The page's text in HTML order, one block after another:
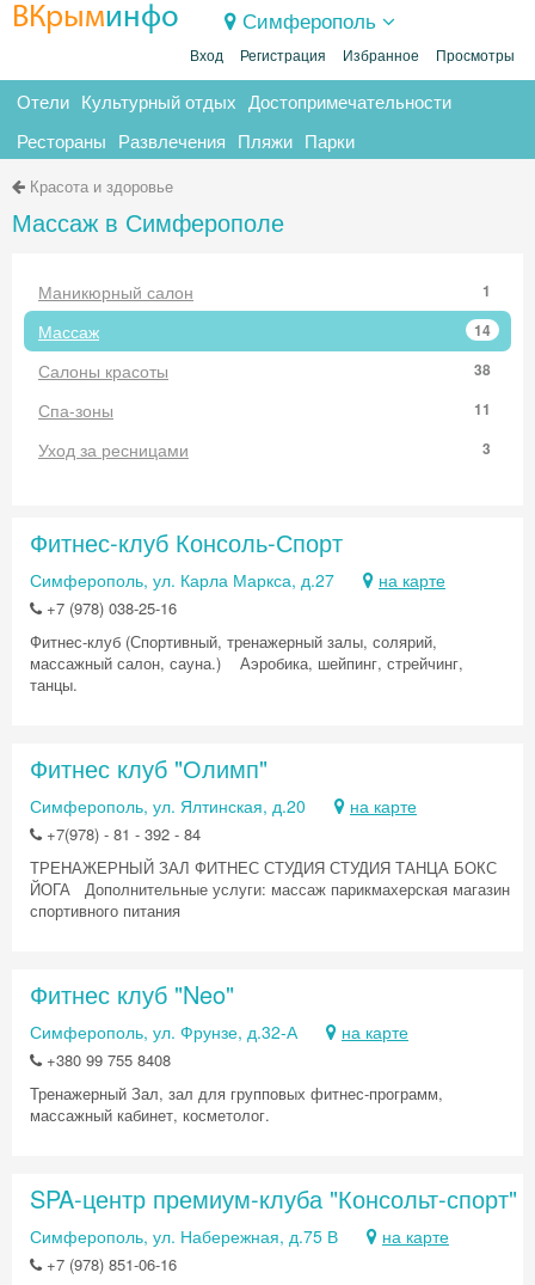
ВКрыминфо Симферополь
Вход Регистрация Избранное Просмотры
Отели Культурный отдых Достопримечательности
Рестораны Развлечения Пляжи Парки
Красота и здоровье
Массаж в Симферополе
Маникюрный салон 1
Массаж 14
Салоны красоты 38
Спа-зоны 11
Уход за ресницами 3
Фитнес-клуб Консоль-Спорт
Симферополь, ул. Карла Маркса, д.27 на карте
+7 (978) 038-25-16
Фитнес-клуб (Спортивный, тренажерный залы, солярий,
массажный салон, сауна.) Аэробика, шейпинг, стрейчинг,
танцы.
Фитнес клуб "Олимп"
Симферополь, ул. Ялтинская, д.20 на карте
+7(978) - 81 - 392 - 84
ТРЕНАЖЕРНЫЙ ЗАЛ ФИТНЕС СТУДИЯ СТУДИЯ ТАНЦА БОКС
ЙОГА Дополнительные услуги: массаж парикмахерская магазин
спортивного питания
Фитнес клуб "Neo"
Симферополь, ул. Фрунзе, д.32-А на карте
+380 99 755 8408
Тренажерный Зал, зал для групповых фитнес-программ,
массажный кабинет, косметолог.
SPA-центр премиум-клуба "Консольт-спорт"
Симферополь, ул. Набережная, д.75 В на карте
+7 (978) 851-06-16